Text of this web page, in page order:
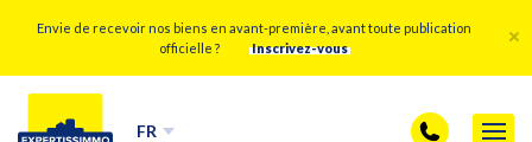
Envie de recevoir nos biens en avant-première, avant toute publication
officielle ?
Inscrivez-vous
FR